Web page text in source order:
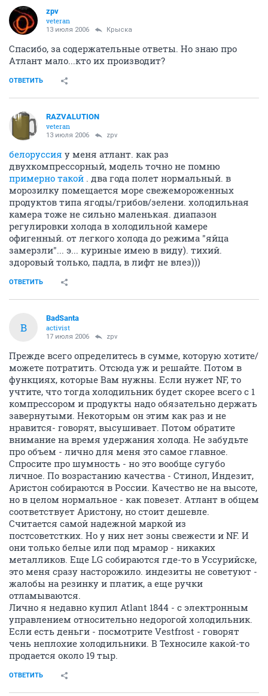
zpv
veteran
13 июля 2006 Крыска
Спасибо, за содержательные ответы. Но знаю про
Атлант мало...кто их производит?
ОТВЕТИТЬ
RAZVALUTION
veteran
13 июля 2006 zpv
белоруссия у меня атлант. как раз
двухкомпрессорный, модель точно не помню
примерно такой . два года полет нормальный. в
морозилку помещается море свежемороженных
продуктов типа ягоды/грибов/зелени. холодильная
камера тоже не сильно маленькая. диапазон
регулировки холода в холодильной камере
офигенный. от легкого холода до режима "яйца
замерзли"... э... куриные имею в виду). тихий.
здоровый только, падла, в лифт не влез)))
ОТВЕТИТЬ
B
BadSanta
activist
17 июля 2006 zpv
Прежде всего определитесь в сумме, которую хотите/
можете потратить. Отсюда уж и решайте. Потом в
функциях, которые Вам нужны. Если нужет NF, то
учтите, что тогда холодильник будет скорее всего с 1
компрессором и продукты надо обязательно держать
завернутыми. Некоторым он этим как раз и не
нравится- говорят, высушивает. Потом обратите
внимание на время удержания холода. Не забудьте
про объем - лично для меня это самое главное.
Спросите про шумность - но это вообще сугубо
личное. По возрастанию качества - Стинол, Индезит,
Аристон собираются в России. Качество не на высоте,
но в целом нормальное - как повезет. Атлант в общем
соответствует Аристону, но стоит дешевле.
Считается самой надежной маркой из
постсоветстких. Но у них нет зоны свежести и NF. И
они только белые или под мрамор - никаких
металликов. Еще LG собираются где-то в Уссурийске,
это меня сразу насторожило. индезиты не советуют -
жалобы на резинку и платик, а еще ручки
отламываются.
Лично я недавно купил Atlant 1844 - с электронным
управлением относительно недорогой холодильник.
Если есть деньги - посмотрите Vestfrost - говорят
чень неплохие холодильники. В Техносиле какой-то
продается около 19 тыр.
ОТВЕТИТЬ